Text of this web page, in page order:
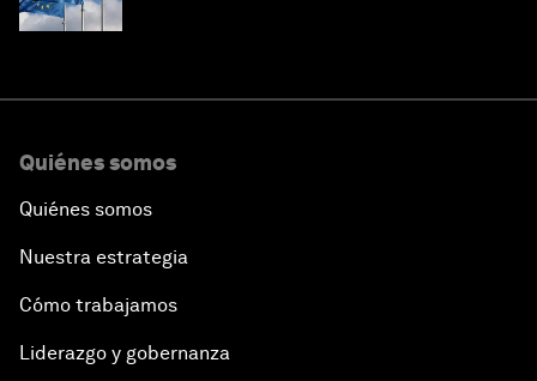
Quiénes somos
Quiénes somos
Nuestra estrategia
Cómo trabajamos
Liderazgo y gobernanza